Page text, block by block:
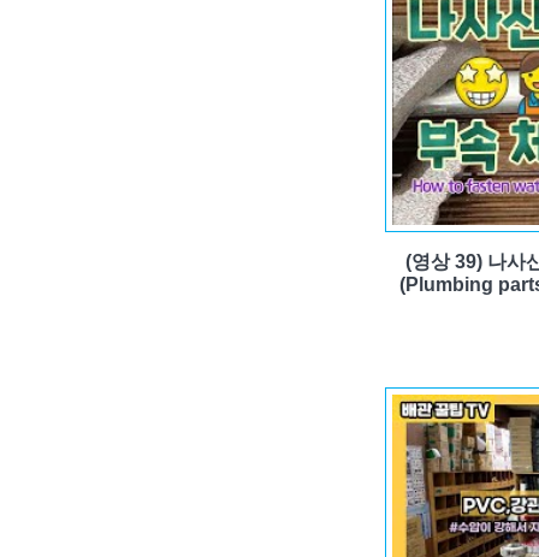
(영상 39) 나사
(Plumbing